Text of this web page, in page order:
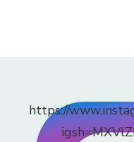
https://